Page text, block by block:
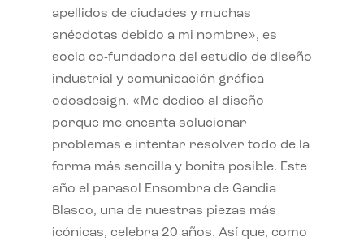
apellidos de ciudades y muchas
anécdotas debido a mi nombre», es
socia co-fundadora del estudio de diseño
industrial y comunicación gráfica
odosdesign. «Me dedico al diseño
porque me encanta solucionar
problemas e intentar resolver todo de la
forma más sencilla y bonita posible. Este
año el parasol Ensombra de Gandia
Blasco, una de nuestras piezas más
icónicas, celebra 20 años. Así que, como